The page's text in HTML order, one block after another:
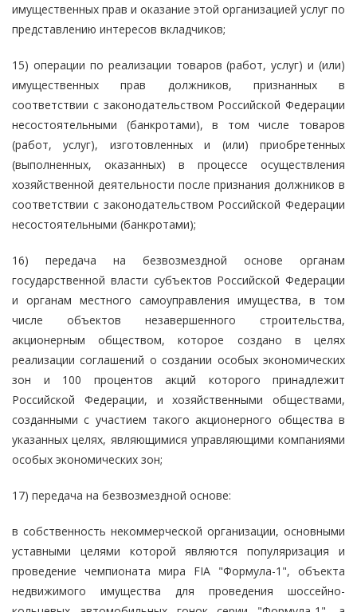
имущественных прав и оказание этой организацией услуг по
представлению интересов вкладчиков;
15) операции по реализации товаров (работ, услуг) и (или)
имущественных прав должников, признанных в
соответствии с законодательством Российской Федерации
несостоятельными (банкротами), в том числе товаров
(работ, услуг), изготовленных и (или) приобретенных
(выполненных, оказанных) в процессе осуществления
хозяйственной деятельности после признания должников в
соответствии с законодательством Российской Федерации
несостоятельными (банкротами);
16) передача на безвозмездной основе органам
государственной власти субъектов Российской Федерации
и органам местного самоуправления имущества, в том
числе объектов незавершенного строительства,
акционерным обществом, которое создано в целях
реализации соглашений о создании особых экономических
зон и 100 процентов акций которого принадлежит
Российской Федерации, и хозяйственными обществами,
созданными с участием такого акционерного общества в
указанных целях, являющимися управляющими компаниями
особых экономических зон;
17) передача на безвозмездной основе:
в собственность некоммерческой организации, основными
уставными целями которой являются популяризация и
проведение чемпионата мира FIA "Формула-1", объекта
недвижимого имущества для проведения шоссейно-